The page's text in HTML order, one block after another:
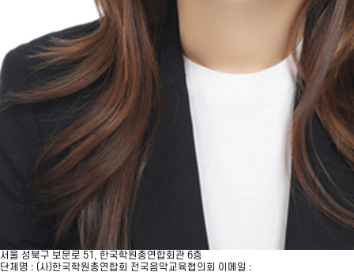
서울 성북구 보문로 51, 한국학원총연합회관 6층
단체명 : (사)한국학원총연합회 전국음악교육협의회 이메일 :